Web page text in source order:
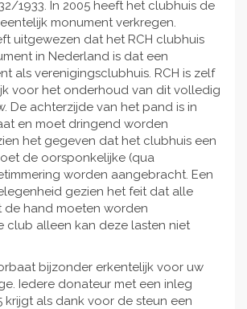
1933. In 2005 heeft het clubhuis de
monument verkregen.
uitgewezen dat het RCH clubhuis
in Nederland is dat een
als verenigingsclubhuis. RCH is zelf
voor het onderhoud van dit volledig
De achterzijde van het pand is in
en moet dringend worden
het gegeven dat het clubhuis een
de oorsponkelijke (qua
worden aangebracht. Een
gezien het feit dat alle
de hand moeten worden
club alleen kan deze lasten niet
bijzonder erkentelijk voor uw
Iedere donateur met een inleg
krijgt als dank voor de steun een